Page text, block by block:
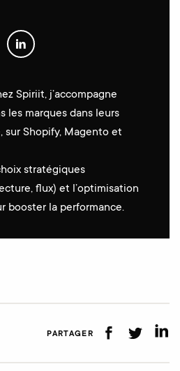
Spiriit, j’accompagne
les marques dans leurs
sur Shopify, Magento et
stratégiques
flux) et l’optimisation
booster la performance.
PARTAGER